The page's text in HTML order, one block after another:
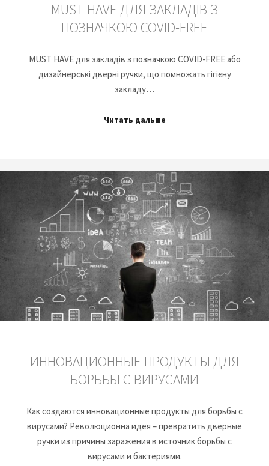
MUST HAVE ДЛЯ ЗАКЛАДІВ З
ПОЗНАЧКОЮ COVID-FREE
MUST HAVE для закладів з позначкою COVID-FREE або
дизайнерські дверні ручки, що помножать гігієну
закладу…
Читать дальше
ИННОВАЦИОННЫЕ ПРОДУКТЫ ДЛЯ
БОРЬБЫ С ВИРУСАМИ
Как создаются инновационные продукты для борьбы с
вирусами? Революционна идея – превратить дверные
ручки из причины заражения в источник борьбы с
вирусами и бактериями.